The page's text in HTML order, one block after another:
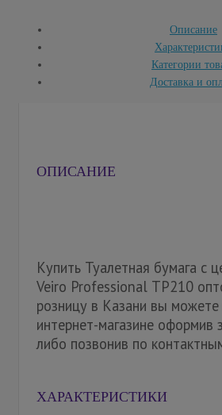
Описание
Категории
Доставка и
ОПИСАНИЕ
Купить Туалетная бумага с
Veiro Professional ТP210
розницу в Казани вы
интернет-магазине оформив
либо позвонив по
ХАРАКТЕРИСТИКИ